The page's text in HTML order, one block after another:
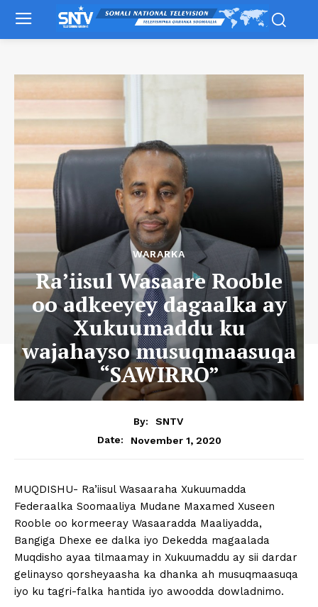
WARARKA
Ra’iisul Wasaare Rooble
oo adkeeyey dagaalka ay
Xukuumaddu ku
wajahayso musuqmaasuqa
“SAWIRRO”
By:
SNTV
Date:
November 1, 2020
MUQDISHU- Ra’iisul Wasaaraha Xukuumadda
Federaalka Soomaaliya Mudane Maxamed Xuseen
Rooble oo kormeeray Wasaaradda Maaliyadda,
Bangiga Dhexe ee dalka iyo Dekedda magaalada
Muqdisho ayaa tilmaamay in Xukuumaddu ay sii dardar
gelinayso qorsheyaasha ka dhanka ah musuqmaasuqa
iyo ku tagri-falka hantida iyo awoodda dowladnimo.